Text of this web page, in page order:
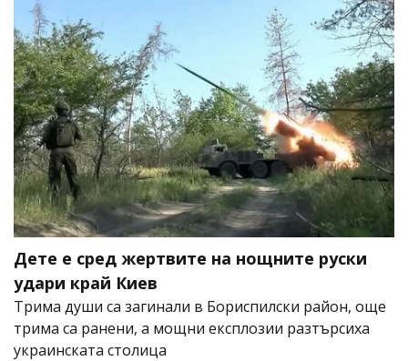
Дете е сред жертвите на нощните руски
удари край Киев
Трима души са загинали в Бориспилски район, още
трима са ранени, а мощни експлозии разтърсиха
украинската столица